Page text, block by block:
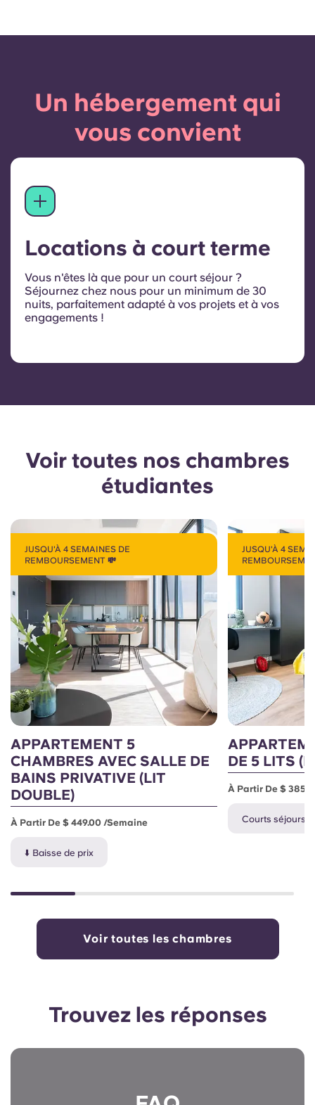
Un hébergement qui
vous convient
Locations à court terme
Vous n'êtes là que pour un court séjour ?
Séjournez chez nous pour un minimum de 30
nuits, parfaitement adapté à vos projets et à vos
engagements !
Voir toutes nos chambres
étudiantes
JUSQU'À 4 SEMAINES DE
REMBOURSEMENT 💸
APPARTEMENT 5
CHAMBRES AVEC SALLE DE
BAINS PRIVATIVE (LIT
DOUBLE)
À Partir De $ 449.00 /semaine
⬇️ Baisse de prix
JUSQU'À 4
DE 5 LITS
À Partir De $
Courts séjours
Voir toutes les chambres
Trouvez les réponses